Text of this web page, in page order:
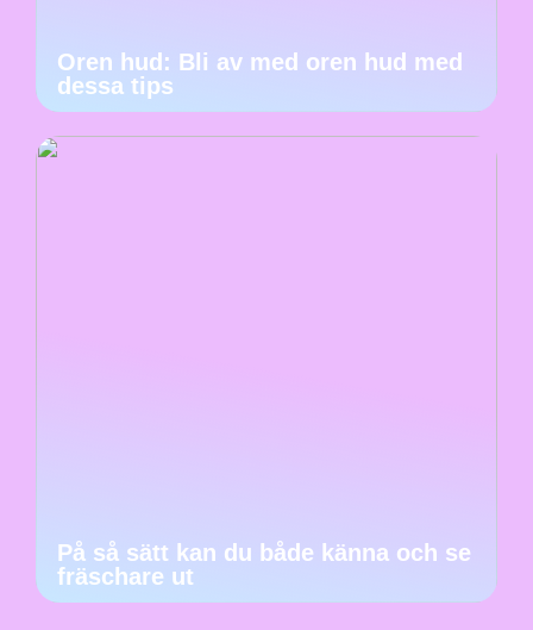
Oren hud: Bli av med oren hud med
dessa tips
På så sätt kan du både känna och se
fräschare ut